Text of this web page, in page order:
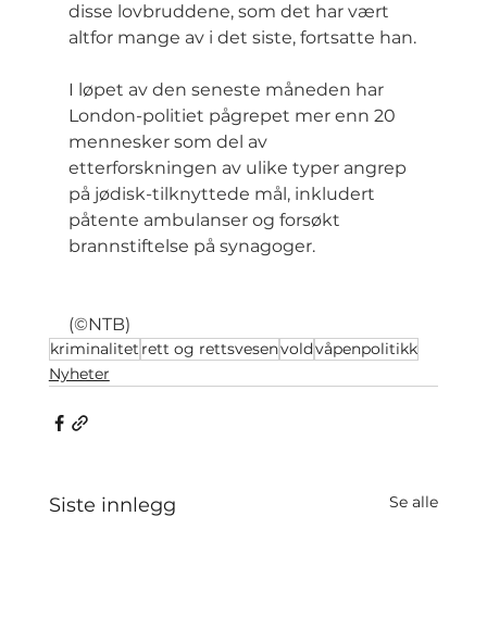
disse lovbruddene, som det har vært
altfor mange av i det siste, fortsatte han.
I løpet av den seneste måneden har
London-politiet pågrepet mer enn 20
mennesker som del av
etterforskningen av ulike typer angrep
på jødisk-tilknyttede mål, inkludert
påtente ambulanser og forsøkt
brannstiftelse på synagoger.
(©NTB)
kriminalitet rett og rettsvesenvoldvåpenpolitikk
Nyheter
Siste innlegg Se alle